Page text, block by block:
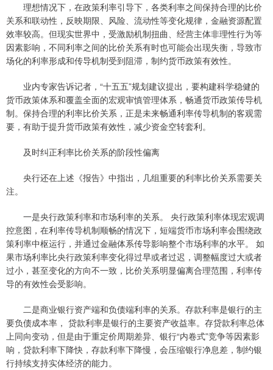
理想情况下，在政策利率引导下，各类利率之间保持合理的比价
关系和联动性，反映期限、风险、流动性等变化规律，金融资源配置
效率较高。但现实世界中，受激励机制扭曲、经营主体非理性行为等
因素影响，不同利率之间的比价关系有时也可能会出现失衡，导致市
场化的利率形成和传导机制受到阻滞，制约货币政策有效性。
业内专家告诉记者，“十五五”规划建议提出，要构建科学稳健的
货币政策体系和覆盖全面的宏观审慎管理体系，畅通货币政策传导机
制。保持合理的利率比价关系，正是未来畅通利率传导机制的客观需
要，有助于提升货币政策有效性，减少资金空转套利。
及时纠正利率比价关系的阶段性偏离
央行还在上述《报告》中指出，几组重要的利率比价关系需要关
注。
一是央行政策利率和市场利率的关系。 央行政策利率体现宏观调
控意图，在利率传导机制顺畅的情况下，短端货币市场利率会围绕政
策利率中枢运行，并通过金融体系传导影响整个市场利率的水平。 如
果市场利率比央行政策利率变化得过早或者过迟，调整幅度过大或者
过小，甚至变化的方向不一致，比价关系明显偏离合理范围，利率传
导的有效性会受影响。
二是商业银行资产端和负债端利率的关系。存款利率是银行的主
要负债成本率， 贷款利率是银行的主要资产收益率。存贷款利率总体
上同向变动，但是由于重定价周期差异、银行“内卷式”竞争等因素影
响，贷款利率下降快，存款利率下降慢，会压缩银行净息差，制约银
行持续支持实体经济的能力。